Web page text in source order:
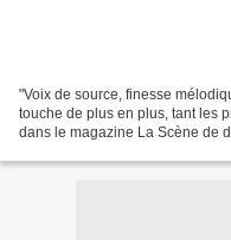
"Voix de source, finesse
touche de plus en plus, tant les
dans le magazine La Scène de